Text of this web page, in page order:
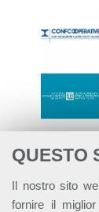
QUESTO
Il nostro sito
fornire il